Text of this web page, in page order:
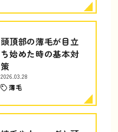
頭頂部の薄毛が目立
ち始めた時の基本対
策
2026.03.28
薄毛